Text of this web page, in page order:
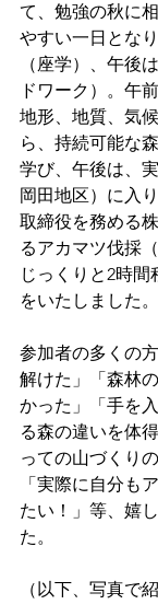
て、勉強の秋に
やすい一日とな
（座学）、午後
ドワーク）。午
地形、地質、気
ら、持続可能な
学び、午後は、
岡田地区）に入
取締役を務める
るアカマツ伐採
じっくりと2時
をいたしました。
参加者の多くの
解けた」「森林
かった」「手を
る森の違いを体
っての山づくり
「実際に自分も
たい！」等、嬉
た。
（以下、写真で